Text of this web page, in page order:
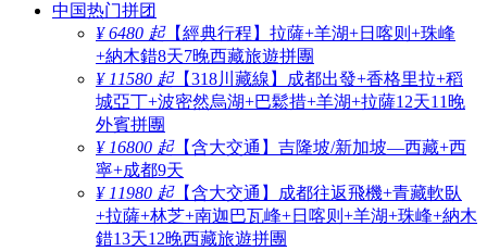
中国热门拼团
¥ 6480 起【經典行程】拉薩+羊湖+日喀则+珠峰
+納木錯8天7晚西藏旅遊拼團
¥ 11580 起【318川藏線】成都出發+香格里拉+稻
城亞丁+波密然烏湖+巴鬆措+羊湖+拉薩12天11晚
外賓拼團
¥ 16800 起【含大交通】吉隆坡/新加坡—西藏+西
寧+成都9天
¥ 11980 起【含大交通】成都往返飛機+青藏軟臥
+拉薩+林芝+南迦巴瓦峰+日喀则+羊湖+珠峰+納木
錯13天12晚西藏旅遊拼團